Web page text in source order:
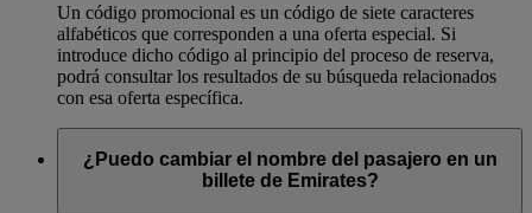
Un código promocional es un código de siete caracteres
alfabéticos que corresponden a una oferta especial. Si
introduce dicho código al principio del proceso de reserva,
podrá consultar los resultados de su búsqueda relacionados
con esa oferta específica.
¿Puedo cambiar el nombre del pasajero en un
billete de Emirates?